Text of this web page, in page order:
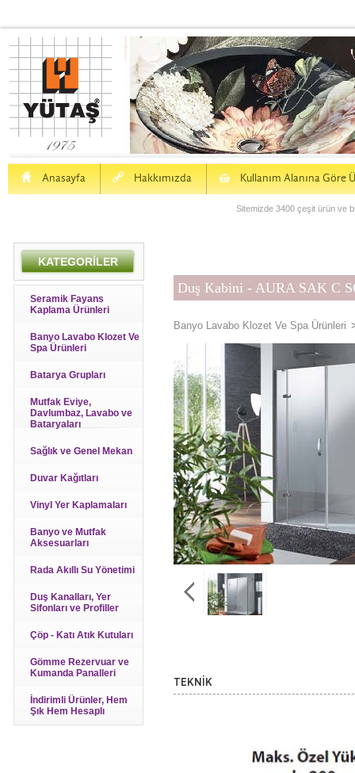
Anasayfa
H Hakkımızda
a Kullanım Alanına Göre
S
Sitemizde 3400 çeşit ürün ve
KATEGORİLER
Seramik Fayans
Kaplama Ürünleri
Banyo Lavabo Klozet Ve
Spa Ürünleri
Batarya Grupları
Mutfak Eviye,
Davlumbaz, Lavabo ve
Bataryaları
Sağlık ve Genel Mekan
Duvar Kağıtları
Vinyl Yer Kaplamaları
Banyo ve Mutfak
Aksesuarları
Rada Akıllı Su Yönetimi
Duş Kanalları, Yer
Sifonları ve Profiller
Çöp - Katı Atık Kutuları
Gömme Rezervuar ve
Kumanda Panalleri
İndirimli Ürünler, Hem
Şık Hem Hesaplı
Duş Kabini - AURA SAK C
Banyo Lavabo Klozet Ve Spa Ürünleri
TEKNİK